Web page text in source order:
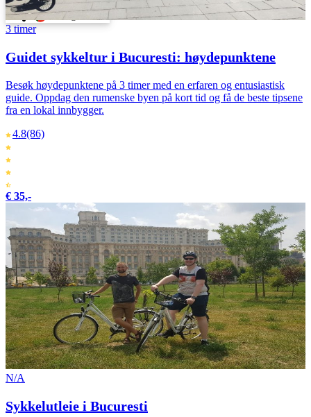
Português
3 timer
Guidet sykkeltur i Bucuresti: høydepunktene
Besøk høydepunktene på 3 timer med en erfaren og entusiastisk
guide. Oppdag den rumenske byen på kort tid og få de beste tipsene
fra en lokal innbygger.
4.8(86)
€ 35,-
N/A
Sykkelutleie i Bucuresti